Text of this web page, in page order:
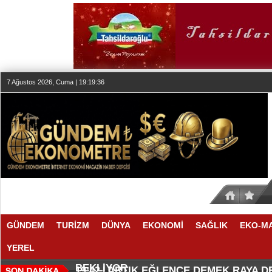
7 Ağustos 2026, Cuma | 19:19:36
GÜNDEM TURİZM DÜNYA EKONOMİ SAĞLIK EKO-
YEREL
20:00 |SEKTÖR, İSTİKRARLI BÜYÜME
BEKLİYOR
19:58 |MAKYÖZ CANSU DURKUN'DAN